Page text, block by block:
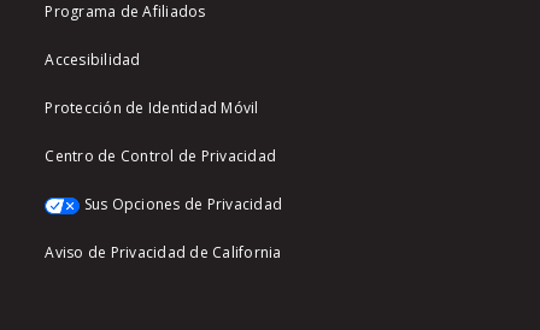
Programa de Afiliados
Accesibilidad
Protección de Identidad Móvil
Centro de Control de Privacidad
Sus Opciones de Privacidad
Aviso de Privacidad de California